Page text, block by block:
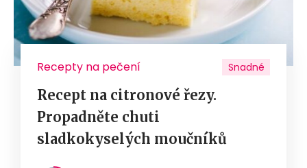
Recepty na pečení Snadné
Recept na citronové řezy.
Propadněte chuti
sladkokyselých moučníků